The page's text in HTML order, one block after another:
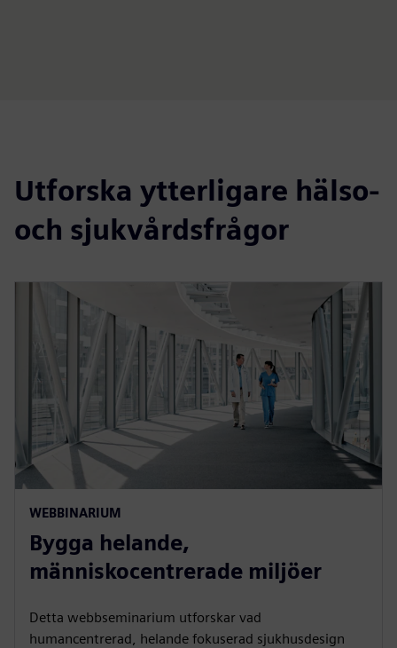
Utforska ytterligare hälso-
och sjukvårdsfrågor
WEBBINARIUM
Bygga helande,
människocentrerade miljöer
Detta webbseminarium utforskar vad
humancentrerad, helande fokuserad sjukhusdesign